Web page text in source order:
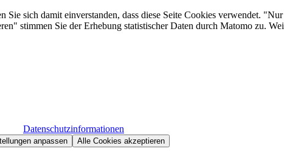
Sie sich damit einverstanden, dass diese Seite Cookies verwendet.
stimmen Sie der Erhebung statistischer Daten durch Matomo zu.
Datenschutzinformationen
anpassen Alle Cookies akzeptieren